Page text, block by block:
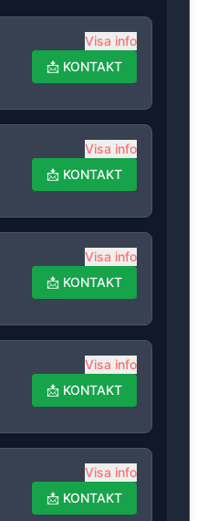
Visa info
📩 KONTAKT
Visa info
📩 KONTAKT
Visa info
📩 KONTAKT
Visa info
📩 KONTAKT
Visa info
📩 KONTAKT